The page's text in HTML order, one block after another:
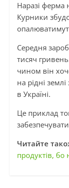
Наразі ферма
Курники
Середня
тисяч
чином він
на рідні
в Україні.
Це приклад
Читайте
продуктів,